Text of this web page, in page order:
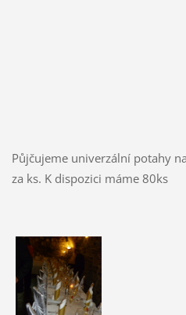
Půjčujeme univerzální potahy
za ks. K dispozici máme 80ks